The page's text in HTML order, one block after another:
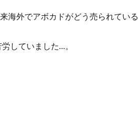
海外でアボカドがどう売られている
していました…。